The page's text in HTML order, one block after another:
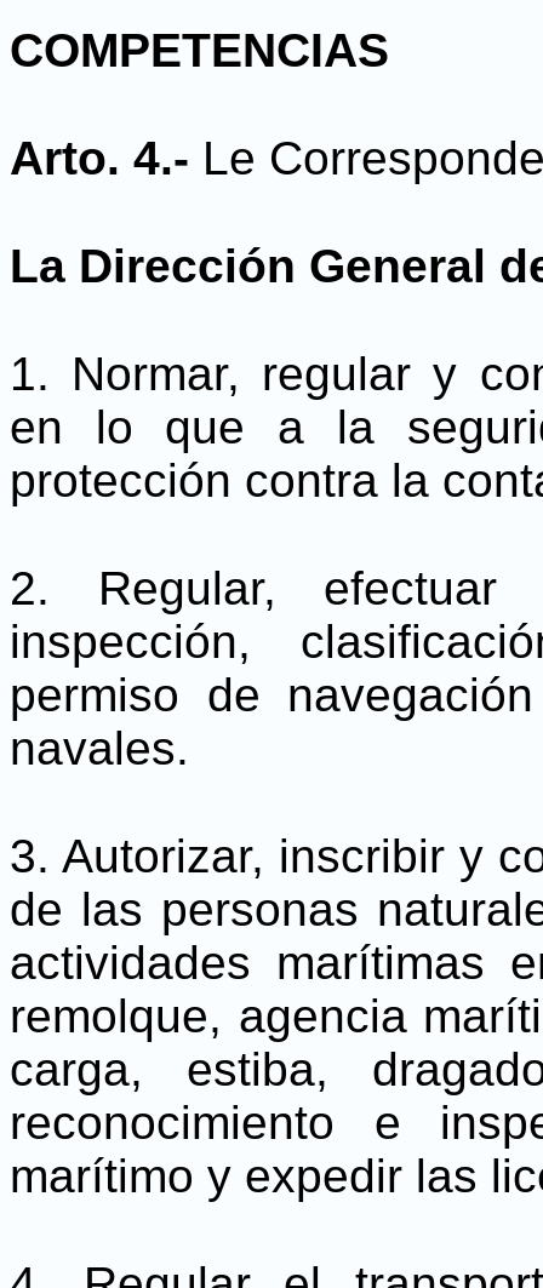
COMPETENCIAS
Arto. 4.- Le
La Dirección General
1. Normar, regular y
en lo que a la
protección contra la
2. Regular,
inspección,
permiso de
navales.
3. Autorizar, inscribir y
de las personas
actividades marítimas
remolque, agencia
carga, estiba,
reconocimiento e
marítimo y expedir las